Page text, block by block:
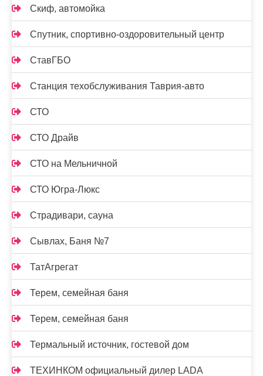
Скиф, автомойка
Спутник, спортивно-оздоровительный центр
СтавГБО
Станция техобслуживания Таврия-авто
СТО
СТО Драйв
СТО на Мельничной
СТО Югра-Люкс
Страдивари, сауна
Сывлах, Баня №7
ТатАгрегат
Терем, семейная баня
Терем, семейная баня
Термальный источник, гостевой дом
ТЕХИНКОМ официальный дилер LADA